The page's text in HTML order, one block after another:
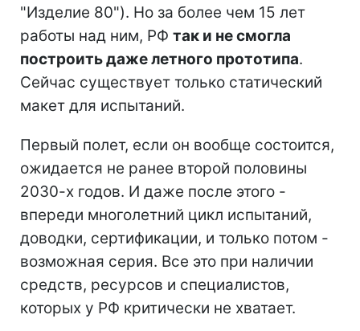
"Изделие 80"). Но за более чем 15 лет
работы над ним, РФ так и не смогла
построить даже летного прототипа.
Сейчас существует только статический
макет для испытаний.
Первый полет, если он вообще состоится,
ожидается не ранее второй половины
2030-х годов. И даже после этого -
впереди многолетний цикл испытаний,
доводки, сертификации, и только потом -
возможная серия. Все это при наличии
средств, ресурсов и специалистов,
которых у РФ критически не хватает.